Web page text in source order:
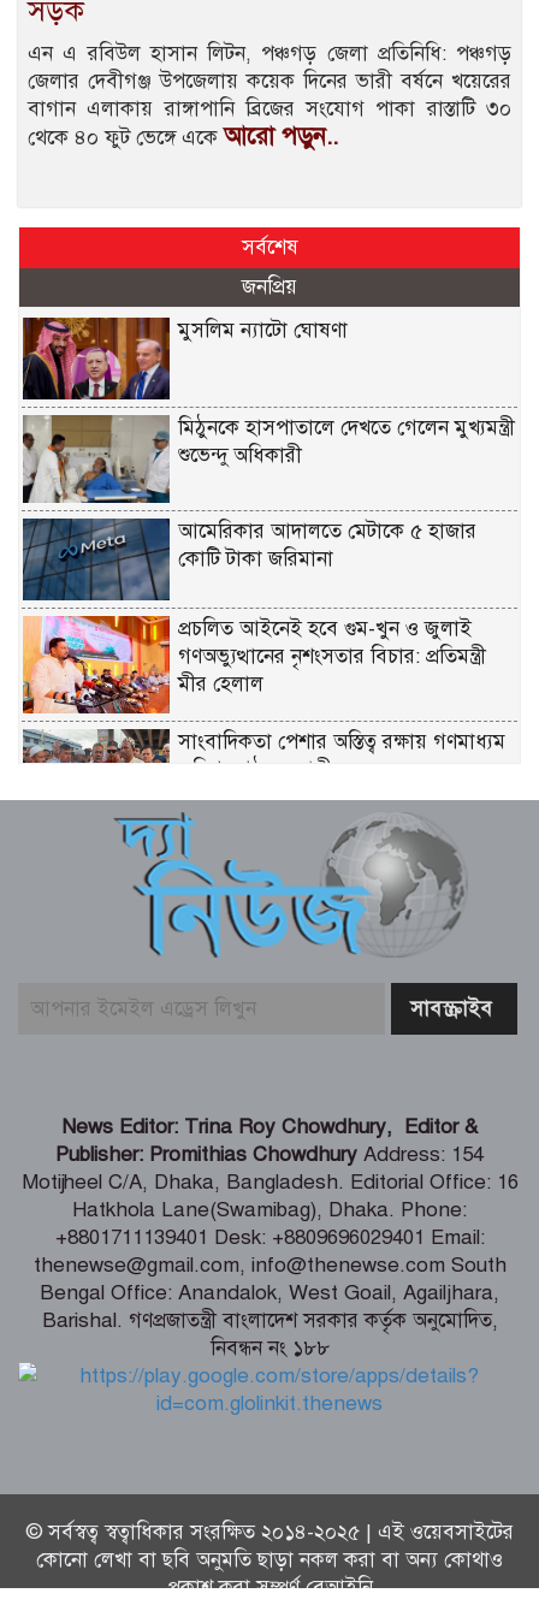
সড়ক
এন এ রবিউল হাসান লিটন, পঞ্চগড় জেলা প্রতিনিধি: পঞ্চগড়
জেলার দেবীগঞ্জ উপজেলায় কয়েক দিনের ভারী বর্ষনে খয়েরের
বাগান এলাকায় রাঙ্গাপানি ব্রিজের সংযোগ পাকা রাস্তাটি ৩০
থেকে ৪০ ফুট ভেঙ্গে একেআরো পড়ুন..
সর্বশেষ
জনপ্রিয়
মুসলিম ন্যাটো ঘোষণা
মিঠুনকে হাসপাতালে দেখতে গেলেন মুখ্যমন্ত্রী
শুভেন্দু অধিকারী
আমেরিকার আদালতে মেটাকে ৫ হাজার
কোটি টাকা জরিমানা
প্রচলিত আইনেই হবে গুম-খুন ও জুলাই
গণঅভ্যুত্থানের নৃশংসতার বিচার: প্রতিমন্ত্রী
মীর হেলাল
সাংবাদিকতা পেশার অস্তিত্ব রক্ষায় গণমাধ্যম
কমিশন গঠনের দাবী
সুপ্রিম কোর্টে ২৬৫ আইন কর্মকর্তা নিয়োগ:
সংখ্যালঘু না থাকায় প্রতিক্রিয়া
দেড় বছর ধরে নেই খোঁজ!
কক্সবাজারে হবে আঞ্চলিক রাসায়নিক
পরীক্ষাগার, কমবে মাদক মামলার জট –
স্বরাষ্ট্রমন্ত্রী
ফ্যাসিস্টের ভাষায় বলা হচ্ছে সরকারকে ৫
বছরও যেতে দেয়া হবে না – মির্জা ফখরুল
News Editor: Trina Roy Chowdhury, Editor &
Publisher: Promithias Chowdhury Address: 154
Motijheel C/A, Dhaka, Bangladesh. Editorial Office: 16
Hatkhola Lane(Swamibag), Dhaka. Phone:
+8801711139401 Desk: +8809696029401 Email:
thenewse@gmail.com, info@thenewse.com South
Bengal Office: Anandalok, West Goail, Agailjhara,
Barishal. গণপ্রজাতন্ত্রী বাংলাদেশ সরকার কর্তৃক অনুমোদিত,
নিবন্ধন নং ১৮৮
© সর্বস্বত্ব স্বত্বাধিকার সংরক্ষিত ২০১৪-২০২৫ | এই ওয়েবসাইটের
কোনো লেখা বা ছবি অনুমতি ছাড়া নকল করা বা অন্য কোথাও
প্রকাশ করা সম্পূর্ণ বেআইনি